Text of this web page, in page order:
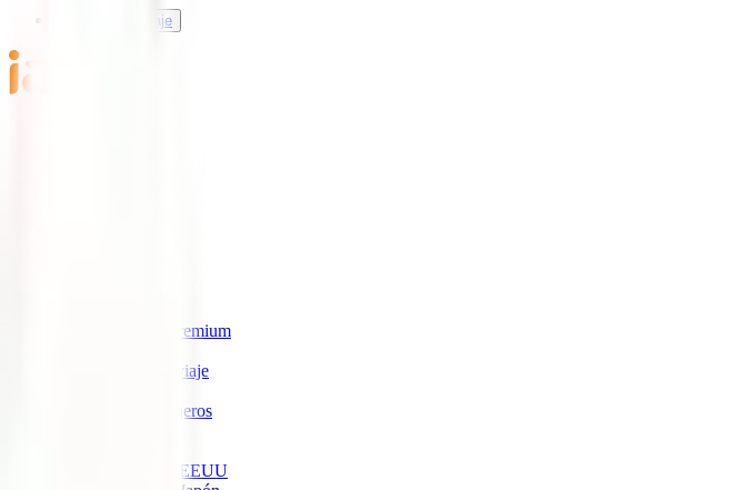
Seguros de Viaje
IATI Anulación Premium
IATI Anual Multiviaje
IATI Grandes Viajeros
Seguro de viaje a EEUU